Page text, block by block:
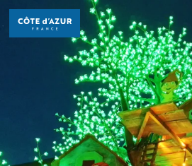
Aller
au
contenu
SCOPRIRE
PER FARE